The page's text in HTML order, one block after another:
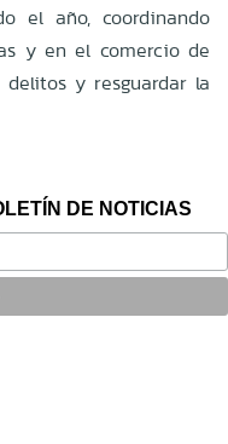
el año, coordinando
y en el comercio de
y resguardar la
DE NOTICIAS